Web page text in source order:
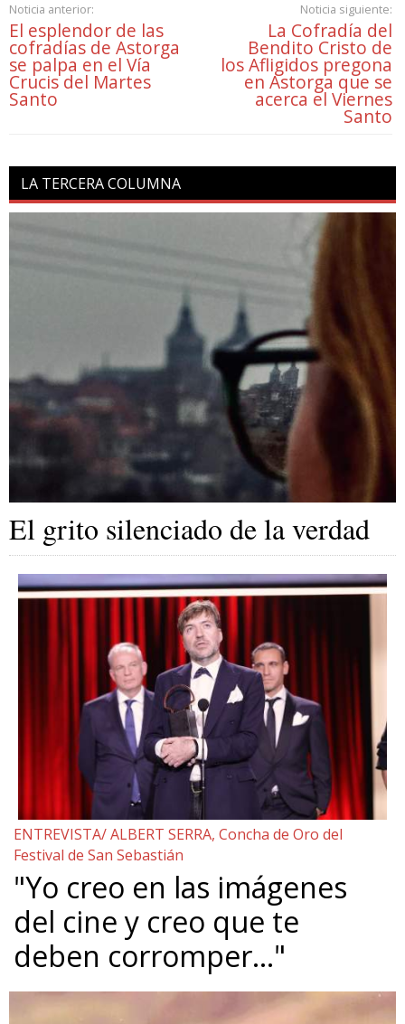
Noticia anterior:
El esplendor de las
cofradías de Astorga
se palpa en el Vía
Crucis del Martes
Santo
Noticia siguiente:
La Cofradía del
Bendito Cristo de
los Afligidos pregona
en Astorga que se
acerca el Viernes
Santo
LA TERCERA COLUMNA
El grito silenciado de la verdad
ENTREVISTA/ ALBERT SERRA, Concha de Oro del
Festival de San Sebastián
"Yo creo en las imágenes
del cine y creo que te
deben corromper…"